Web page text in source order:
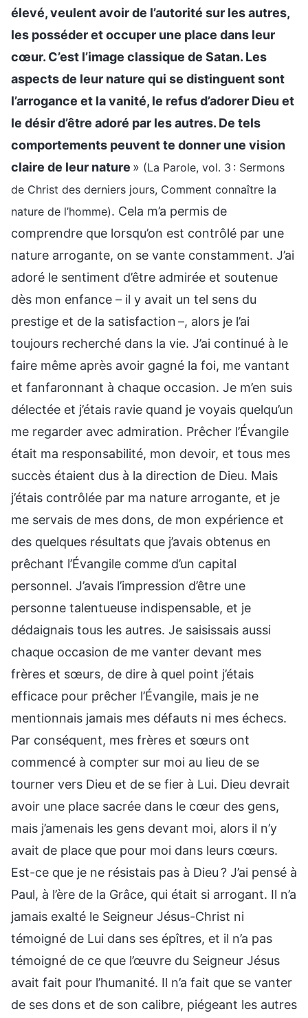
élevé, veulent avoir de l’autorité sur les autres,
les posséder et occuper une place dans leur
cœur. C’est l’image classique de Satan. Les
aspects de leur nature qui se distinguent sont
l’arrogance et la vanité, le refus d’adorer Dieu et
le désir d’être adoré par les autres. De tels
comportements peuvent te donner une vision
claire de leur nature » (La Parole, vol. 3 : Sermons
de Christ des derniers jours, Comment connaître la
nature de l’homme). Cela m’a permis de
comprendre que lorsqu’on est contrôlé par une
nature arrogante, on se vante constamment. J’ai
adoré le sentiment d’être admirée et soutenue
dès mon enfance – il y avait un tel sens du
prestige et de la satisfaction –, alors je l’ai
toujours recherché dans la vie. J’ai continué à le
faire même après avoir gagné la foi, me vantant
et fanfaronnant à chaque occasion. Je m’en suis
délectée et j’étais ravie quand je voyais quelqu’un
me regarder avec admiration. Prêcher l’Évangile
était ma responsabilité, mon devoir, et tous mes
succès étaient dus à la direction de Dieu. Mais
j’étais contrôlée par ma nature arrogante, et je
me servais de mes dons, de mon expérience et
des quelques résultats que j’avais obtenus en
prêchant l’Évangile comme d’un capital
personnel. J’avais l’impression d’être une
personne talentueuse indispensable, et je
dédaignais tous les autres. Je saisissais aussi
chaque occasion de me vanter devant mes
frères et sœurs, de dire à quel point j’étais
efficace pour prêcher l’Évangile, mais je ne
mentionnais jamais mes défauts ni mes échecs.
Par conséquent, mes frères et sœurs ont
commencé à compter sur moi au lieu de se
tourner vers Dieu et de se fier à Lui. Dieu devrait
avoir une place sacrée dans le cœur des gens,
mais j’amenais les gens devant moi, alors il n’y
avait de place que pour moi dans leurs cœurs.
Est-ce que je ne résistais pas à Dieu ? J’ai pensé à
Paul, à l’ère de la Grâce, qui était si arrogant. Il n’a
jamais exalté le Seigneur Jésus-Christ ni
témoigné de Lui dans ses épîtres, et il n’a pas
témoigné de ce que l’œuvre du Seigneur Jésus
avait fait pour l’humanité. Il n’a fait que se vanter
de ses dons et de son calibre, piégeant les autres